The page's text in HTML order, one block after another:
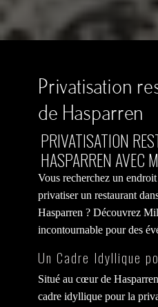
Privatisation
de Hasparren
PRIVATISATION
HASPARREN AVEC
Vous recherchez un
privatiser un restaurant
Hasparren ? Découvrez
incontournable pour des
Un Cadre Idyllique
Situé au cœur de
cadre idyllique pour la